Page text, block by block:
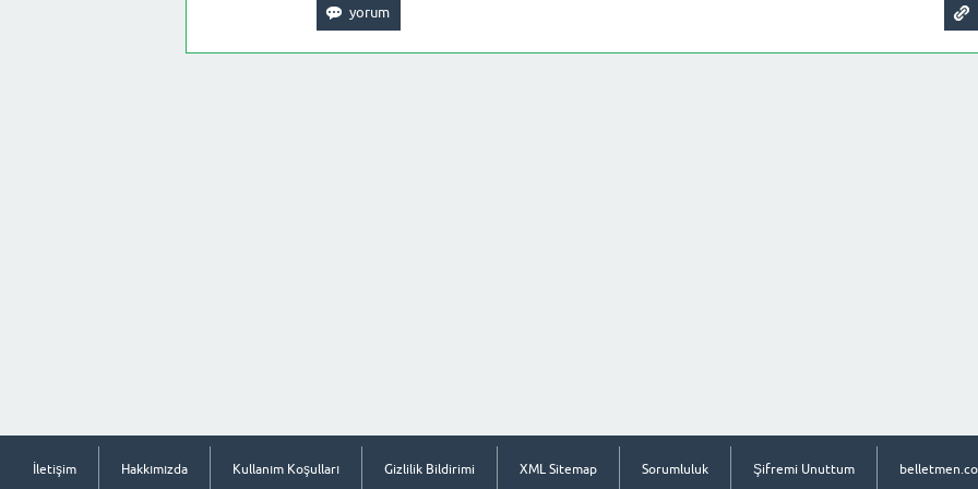
İletişim Hakkımızda Kullanım Koşulları Gizlilik Bildirimi XML Sitemap Sorumluluk Şifremi Unuttum